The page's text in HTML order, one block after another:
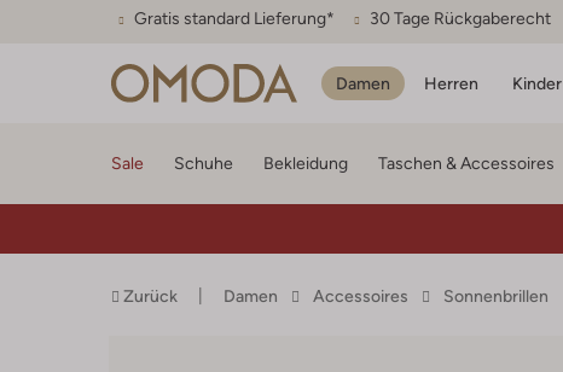
Gratis standard Lieferung* 30 Tage Rückgaberecht
Damen Herren Kinder
Sale Schuhe Bekleidung Taschen & Accessoires
Zurück Damen Accessoires Sonnenbrillen